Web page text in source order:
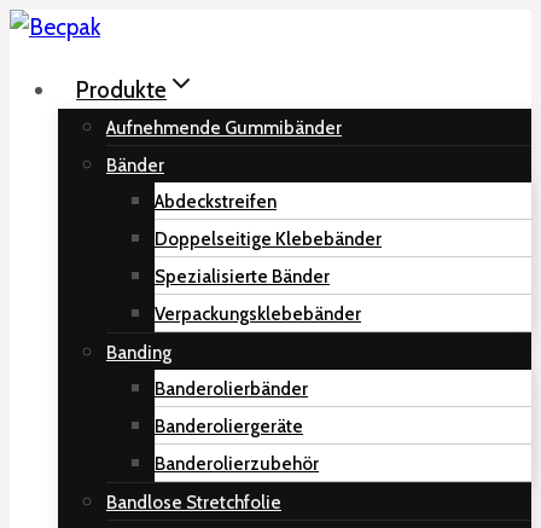
Zum
springenProdukte
Aufnehmende Gummibänder
Bänder
Abdeckstreifen
Doppelseitige Klebebänder
Spezialisierte Bänder
Verpackungsklebebänder
Banding
Banderolierbänder
Banderoliergeräte
Banderolierzubehör
Bandlose Stretchfolie